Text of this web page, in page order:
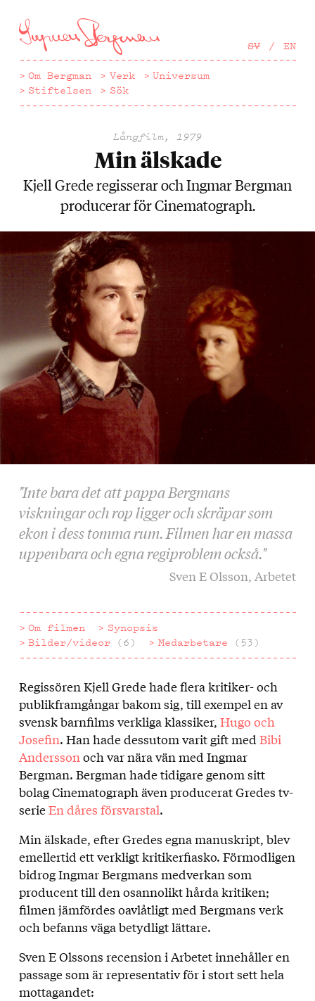
till
huvudinnehåll
SV EN
Om Bergman Verk
Universum
Stiftelsen
Sök
Långfilm, 1979
Min älskade
Kjell Grede regisserar och Ingmar Bergman
producerar för Cinematograph.
"Inte bara det att pappa Bergmans
viskningar och rop ligger och skräpar som
ekon i dess tomma rum. Filmen har en massa
uppenbara och egna regiproblem också."
Sven E Olsson, Arbetet
Om filmen
Synopsis
Bilder/videor (6) Medarbetare (53)
Om
filmen
Regissören Kjell Grede hade flera kritiker- och
publikframgångar bakom sig, till exempel en av
svensk barnfilms verkliga klassiker, Hugo och
Josefin. Han hade dessutom varit gift med Bibi
Andersson och var nära vän med Ingmar
Bergman. Bergman hade tidigare genom sitt
bolag Cinematograph även producerat Gredes tv-
serieEn dåres försvarstal.
Min älskade, efter Gredes egna manuskript, blev
emellertid ett verkligt kritikerfiasko. Förmodligen
bidrog Ingmar Bergmans medverkan som
producent till den osannolikt hårda kritiken;
filmen jämfördes oavlåtligt med Bergmans verk
och befanns väga betydligt lättare.
Sven E Olssons recension i Arbetet innehåller en
passage som är representativ för i stort sett hela
mottagandet: